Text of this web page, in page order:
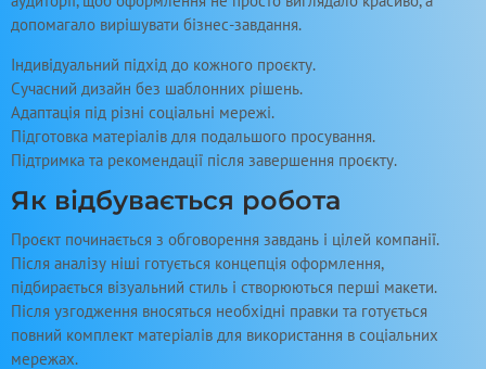
допомагало вирішувати бізнес-завдання.
Індивідуальний підхід до кожного проєкту.
Сучасний дизайн без шаблонних рішень.
Адаптація під різні соціальні мережі.
Підготовка матеріалів для подальшого просування.
Підтримка та рекомендації після завершення проєкту.
Як відбувається робота
Проєкт починається з обговорення завдань і цілей компанії.
Після аналізу ніші готується концепція оформлення,
підбирається візуальний стиль і створюються перші макети.
Після узгодження вносяться необхідні правки та готується
повний комплект матеріалів для використання в соціальних
мережах.